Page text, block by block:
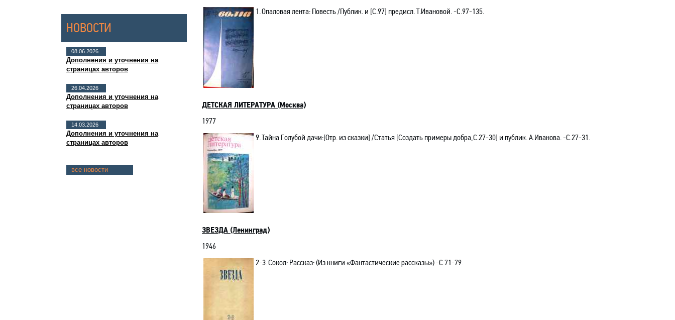
НОВОСТИ
08.06.2026
Дополнения и уточнения на
страницах авторов
26.04.2026
Дополнения и уточнения на
страницах авторов
14.03.2026
Дополнения и уточнения на
страницах авторов
все новости
1.Опаловая лента: Повесть /Публик. и [С.97] предисл. Т.Ивановой.-С.97-135.
ДЕТСКАЯ ЛИТЕРАТУРА (Москва)
1977
9.Тайна Голубой дачи:[Отр. из сказки] /Статья [Создать примеры добра,С.27-30] и публик. А.Иванова.-С.27-31.
ЗВЕЗДА (Ленинград)
1946
2-3.Сокол: Рассказ: (Из книги «Фантастические рассказы»)-С.71-79.